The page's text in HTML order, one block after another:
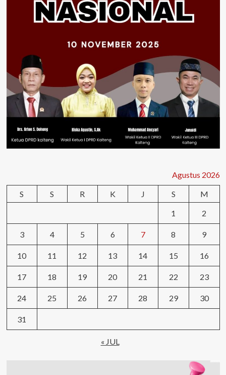
Agustus 2026
S
S R K J S
M
1
2
3 4 5 6 7 8 9
10 11 12 13 14 15 16
17 18 19 20 21 22 23
24 25 26 27 28 29 30
31
« JUL